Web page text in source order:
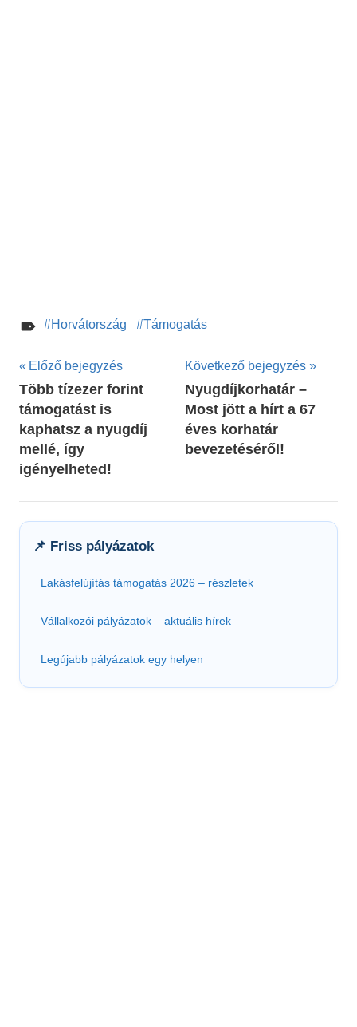
Horvátország Támogatás
Bejegyzés
navigáció
Előző bejegyzés
Több tízezer forint
támogatást is
kaphatsz a nyugdíj
mellé, így
igényelheted!
Következő bejegyzés
Nyugdíjkorhatár –
Most jött a hírt a 67
éves korhatár
bevezetéséről!
📌 Friss pályázatok
Lakásfelújítás támogatás 2026 – részletek
Vállalkozói pályázatok – aktuális hírek
Legújabb pályázatok egy helyen